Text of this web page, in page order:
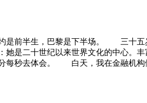
前半生，巴黎是下半场。 三十五
是二十世纪以来世界文化的中心。
每秒去体会。 白天，我在金融机构